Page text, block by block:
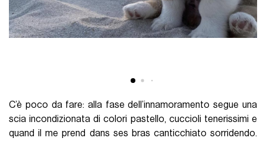
C’è poco da fare: alla fase dell’innamoramento segue una
scia incondizionata di colori pastello, cuccioli tenerissimi e
quand il me prend dans ses bras canticchiato sorridendo.